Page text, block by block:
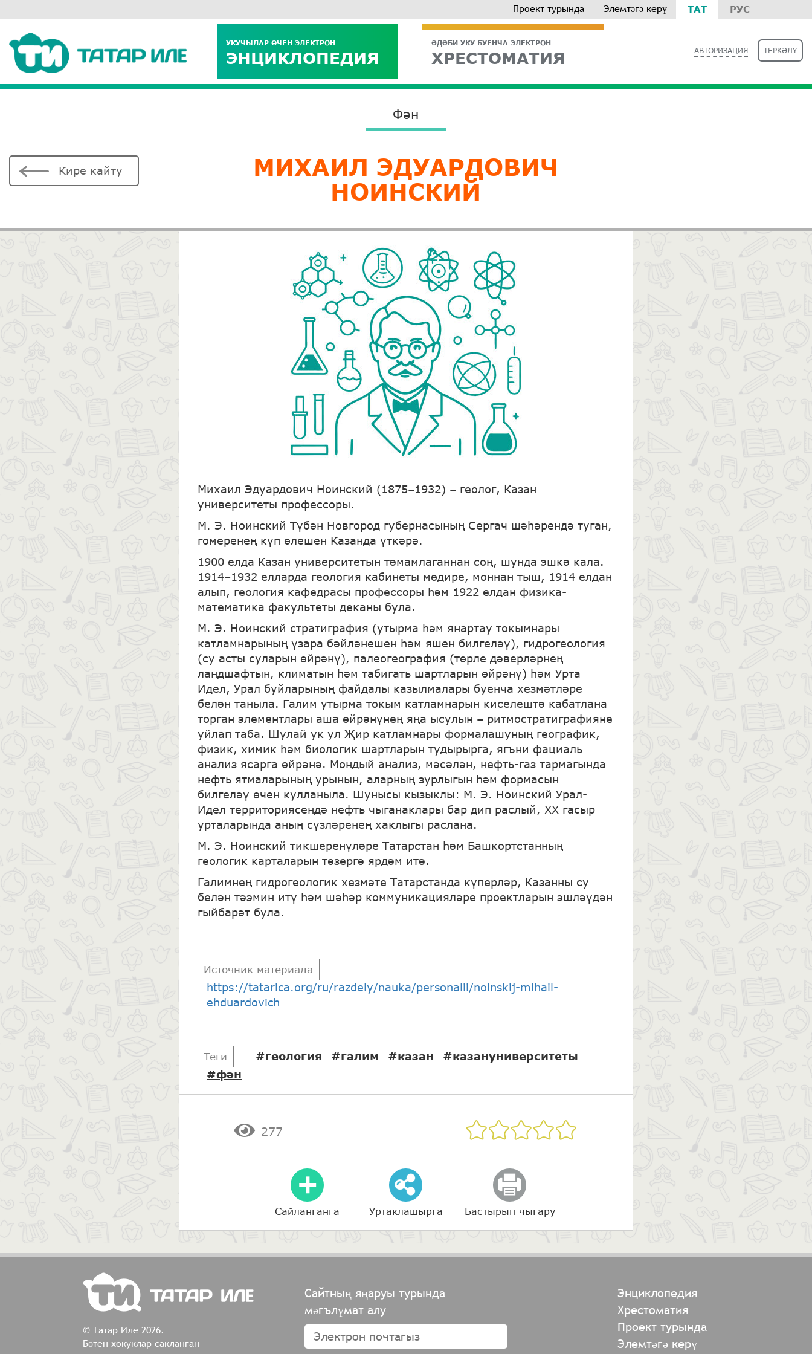
ТАТ РУС
Проект турында Элемтәгә керү
УКУЧЫЛАР ӨЧЕН ЭЛЕКТРОН
ЭНЦИКЛОПЕДИЯ
ӘДӘБИ УКУ БУЕНЧА ЭЛЕКТРОН
ХРЕСТОМАТИЯ АВТОРИЗАЦИЯ ТЕРКӘЛҮ
Кире кайту
Фән
МИХАИЛ ЭДУАРДОВИЧ
НОИНСКИЙ
Михаил Эдуардович Ноинский (1875–1932) – геолог, Казан
университеты профессоры.
М. Э. Ноинский Түбән Новгород губернасының Сергач шәһәрендә туган,
гомеренең күп өлешен Казанда үткәрә.
1900 елда Казан университетын тәмамлаганнан соң, шунда эшкә кала.
1914–1932 елларда геология кабинеты мөдире, моннан тыш, 1914 елдан
алып, геология кафедрасы профессоры һәм 1922 елдан физика-
математика факультеты деканы була.
М. Э. Ноинский стратиграфия (утырма һәм янартау токымнары
катламнарының үзара бәйләнешен һәм яшен билгеләү), гидрогеология
(су асты суларын өйрәнү), палеогеография (төрле дәверләрнең
ландшафтын, климатын һәм табигать шартларын өйрәнү) һәм Урта
Идел, Урал буйларының файдалы казылмалары буенча хезмәтләре
белән таныла. Галим утырма токым катламнарын киселештә кабатлана
торган элементлары аша өйрәнүнең яңа ысулын – ритмостратиграфияне
уйлап таба. Шулай ук ул Җир катламнары формалашуның географик,
физик, химик һәм биологик шартларын тудырырга, ягъни фациаль
анализ ясарга өйрәнә. Мондый анализ, мәсәлән, нефть-газ тармагында
нефть ятмаларының урынын, аларның зурлыгын һәм формасын
билгеләү өчен кулланыла. Шунысы кызыклы: М. Э. Ноинский Урал-
Идел территориясендә нефть чыганаклары бар дип раслый, XX гасыр
урталарында аның сүзләренең хаклыгы раслана.
М. Э. Ноинский тикшеренүләре Татарстан һәм Башкортстанның
геологик карталарын төзергә ярдәм итә.
Галимнең гидрогеологик хезмәте Татарстанда күперләр, Казанны су
белән тәэмин итү һәм шәһәр коммуникацияләре проектларын эшләүдән
гыйбарәт була.
Источник материала
https://tatarica.org/ru/razdely/nauka/personalii/noinskij-mihail-
ehduardovich
Теги #геология #галим #казан
#казануниверситеты
#фән
277
Сайланганга Уртаклашырга Бастырып чыгару
© Татар Иле 2026.
Бөтен хокуклар сакланган
Энциклопедия
Хрестоматия
Проект турында
Элемтәгә керү
Сайтның яңаруы турында
мәгълүмат алу